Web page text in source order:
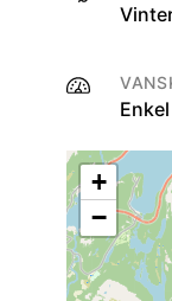
+
−